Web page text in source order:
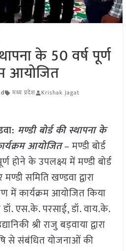
के 50 वर्ष पूर्ण
आयोजित
मध्य प्रदेश Krishak Jagat
मण्डी बोर्ड की स्थापना के
आयोजित– मण्डी बोर्ड
होने के उपलक्ष्य में मण्डी बोर्ड
समिति खण्डवा द्वारा
में कार्यक्रम आयोजित किया
डॉ. एस.के. परसाई, डॉ. वाय.के.
श्री राजु बड़वाया द्वारा
से संबंधित योजनाओं की